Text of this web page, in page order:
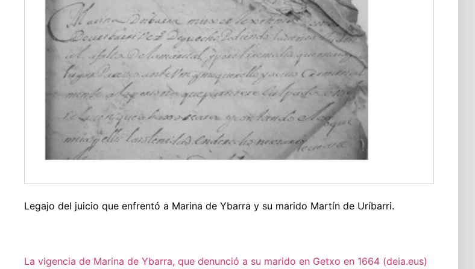
Legajo del juicio que enfrentó a Marina de Ybarra y su marido Martín de Uríbarri.
La vigencia de Marina de Ybarra, que denunció a su marido en Getxo en 1664 (deia.eus)